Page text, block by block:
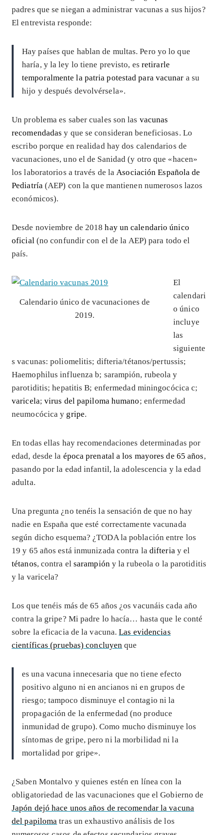
padres que se niegan a administrar vacunas a sus hijos?
El entrevista responde:
Hay países que hablan de multas. Pero yo lo que
haría, y la ley lo tiene previsto, es retirarle
temporalmente la patria potestad para vacunar a su
hijo y después devolvérsela».
Un problema es saber cuales son las vacunas
recomendadas y que se consideran beneficiosas. Lo
escribo porque en realidad hay dos calendarios de
vacunaciones, uno el de Sanidad (y otro que «hacen»
los laboratorios a través de la Asociación Española de
Pediatría (AEP) con la que mantienen numerosos lazos
económicos).
Desde noviembre de 2018hay un calendario único
oficial (no confundir con el de la AEP) para todo el
país.
Calendario único de vacunaciones de
2019.
El
calendari
o único
incluye
las
siguiente
s vacunas: poliomelitis; difteria/tétanos/pertussis;
Haemophilus influenza b; sarampión, rubeola y
parotiditis; hepatitis B; enfermedad miningocócica c;
varicela;virus del papiloma humano; enfermedad
neumocócica y gripe.
En todas ellas hay recomendaciones determinadas por
edad, desde la época prenatal a los mayores de 65 años,
pasando por la edad infantil, la adolescencia y la edad
adulta.
Una pregunta ¿no tenéis la sensación de que no hay
nadie en España que esté correctamente vacunada
según dicho esquema? ¿TODA la población entre los
19 y 65 años está inmunizada contra la difteria y el
tétanos, contra el sarampión y la rubeola o la parotiditis
y la varicela?
Los que tenéis más de 65 años ¿os vacunáis cada año
contra la gripe? Mi padre lo hacía… hasta que le conté
sobre la eficacia de la vacuna.Las evidencias
científicas (pruebas) concluyen que
es una vacuna innecesaria que no tiene efecto
positivo alguno ni en ancianos ni en grupos de
riesgo; tampoco disminuye el contagio ni la
propagación de la enfermedad (no produce
inmunidad de grupo). Como mucho disminuye los
síntomas de gripe, pero ni la morbilidad ni la
mortalidad por gripe».
¿Saben Montalvo y quienes estén en línea con la
obligatoriedad de las vacunaciones que el Gobierno de
Japón dejó hace unos años de recomendar la vacuna
del papiloma tras un exhaustivo análisis de los